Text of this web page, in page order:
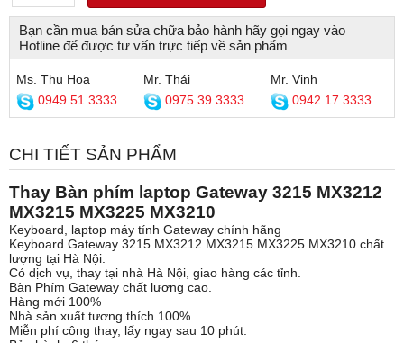
Bạn cần mua bán sửa chữa bảo hành hãy gọi ngay vào
Hotline để được tư vấn trực tiếp về sản phẩm
Ms. Thu Hoa
0949.51.3333
Mr. Thái
0975.39.3333
Mr. Vinh
0942.17.3333
CHI TIẾT SẢN PHẨM
Thay Bàn phím laptop Gateway 3215 MX3212
MX3215 MX3225 MX3210
Keyboard, laptop máy tính Gateway chính hãng
Keyboard Gateway 3215 MX3212 MX3215 MX3225 MX3210 chất
lượng tại Hà Nội.
Có dịch vụ, thay tại nhà Hà Nội, giao hàng các tỉnh.
Bàn Phím Gateway chất lượng cao.
Hàng mới 100%
Nhà sản xuất tương thích 100%
Miễn phí công thay, lấy ngay sau 10 phút.